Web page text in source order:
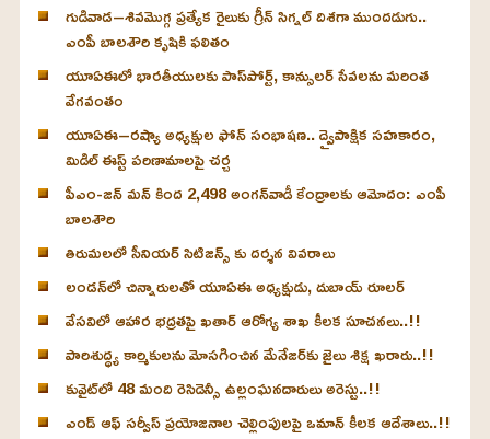
గుడివాడ–శివమొగ్గ ప్రత్యేక రైలుకు గ్రీన్ సిగ్నల్ దిశగా ముందడుగు..
ఎంపీ బాలశౌరి కృషికి ఫలితం
యూఏఈలో భారతీయులకు పాస్‌పోర్ట్, కాన్సులర్ సేవలను మరింత
వేగవంతం
యూఏఈ–రష్యా అధ్యక్షుల ఫోన్ సంభాషణ.. ద్వైపాక్షిక సహకారం,
మిడిల్ ఈస్ట్ పరిణామాలపై చర్చ
పీఎం-జన్ మన్ కింద 2,498 అంగన్‌వాడీ కేంద్రాలకు ఆమోదం: ఎంపీ
బాలశౌరి
తిరుమలలో సీనియర్ సిటిజన్స్ కు దర్శన వివరాలు
లండన్‌లో చిన్నారులతో యూఏఈ అధ్యక్షుడు, దుబాయ్ రూలర్
వేసవిలో ఆహార భద్రతపై ఖతార్ ఆరోగ్య శాఖ కీలక సూచనలు..!!
పారిశుద్ధ్య కార్మికులను మోసగించిన మేనేజర్‌కు జైలు శిక్ష ఖరారు..!!
కువైట్‌లో 48 మంది రెసిడెన్సీ ఉల్లంఘనదారులు అరెస్టు..!!
ఎండ్ ఆఫ్ సర్వీస్ ప్రయోజనాల చెల్లింపులపై ఒమాన్ కీలక ఆదేశాలు..!!